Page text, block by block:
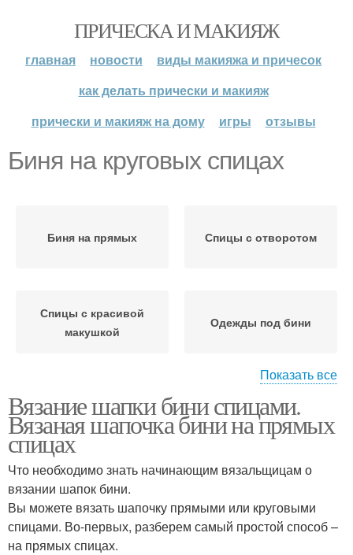
ПРИЧЕСКА И МАКИЯЖ
главная новости
виды макияжа и причесок
как делать прически и макияж
прически и макияж на дому
игры отзывы
Биня на круговых спицах
Биня на прямых Спицы с отворотом
Спицы с красивой
макушкой
Одежды под бини
пошагово
Резинка на спицах
Показать все
Вязание шапки бини спицами.
Вязаная шапочка бини на прямых
спицах
Что необходимо знать начинающим вязальщицам о
вязании шапок бини.
Вы можете вязать шапочку прямыми или круговыми
спицами. Во-первых, разберем самый простой способ –
на прямых спицах.